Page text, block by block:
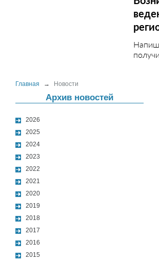
Главная → Новости
Архив новостей
2026
2025
2024
2023
2022
2021
2020
2019
2018
2017
2016
2015